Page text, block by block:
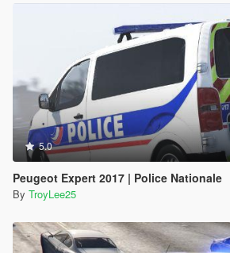
5.0
Peugeot Expert 2017 | Police Nationale
By TroyLee25